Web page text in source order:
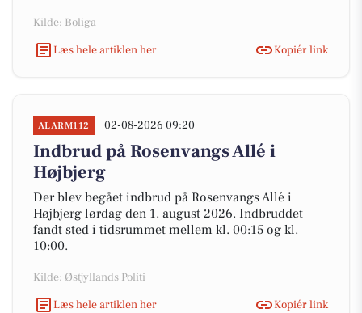
Kilde: Boliga
Læs hele artiklen her
Kopiér link
ALARM112 02-08-2026 09:20
Indbrud på Rosenvangs Allé i
Højbjerg
Der blev begået indbrud på Rosenvangs Allé i
Højbjerg lørdag den 1. august 2026. Indbruddet
fandt sted i tidsrummet mellem kl. 00:15 og kl.
10:00.
Kilde: Østjyllands Politi
Læs hele artiklen her
Kopiér link